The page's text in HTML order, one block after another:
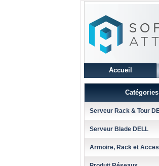
Accueil
Catégories
Serveur Rack & Tour
Serveur Blade DELL
Armoire, Rack et